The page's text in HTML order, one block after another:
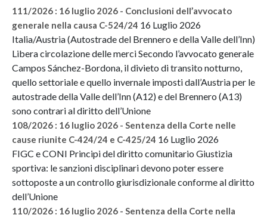
111/2026 : 16 luglio 2026 - Conclusioni dell’avvocato
generale nella causa C-524/24 16 Luglio 2026
Italia/Austria (Autostrade del Brennero e della Valle dell’Inn)
Libera circolazione delle merci Secondo l’avvocato generale
Campos Sánchez-Bordona, il divieto di transito notturno,
quello settoriale e quello invernale imposti dall’Austria per le
autostrade della Valle dell’Inn (A12) e del Brennero (A13)
sono contrari al diritto dell’Unione
108/2026 : 16 luglio 2026 - Sentenza della Corte nelle
cause riunite C-424/24 e C-425/24 16 Luglio 2026
FIGC e CONI Principi del diritto comunitario Giustizia
sportiva: le sanzioni disciplinari devono poter essere
sottoposte a un controllo giurisdizionale conforme al diritto
dell’Unione
110/2026 : 16 luglio 2026 - Sentenza della Corte nella